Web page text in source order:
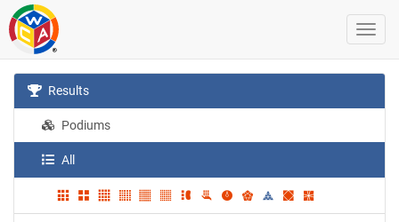
Results
Podiums
All